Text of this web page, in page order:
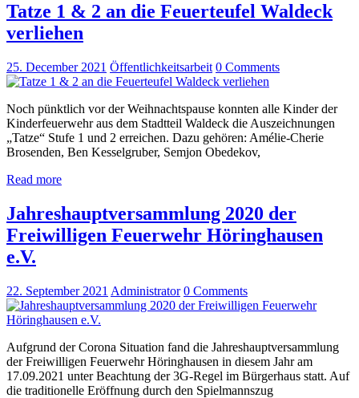
Tatze 1 & 2 an die Feuerteufel Waldeck
verliehen
25. December 2021 Öffentlichkeitsarbeit 0 Comments
Noch pünktlich vor der Weihnachtspause konnten alle Kinder der
Kinderfeuerwehr aus dem Stadtteil Waldeck die Auszeichnungen
„Tatze“ Stufe 1 und 2 erreichen. Dazu gehören: Amélie-Cherie
Brosenden, Ben Kesselgruber, Semjon Obedekov,
Read more
Jahreshauptversammlung 2020 der
Freiwilligen Feuerwehr Höringhausen
e.V.
22. September 2021 Administrator 0 Comments
Aufgrund der Corona Situation fand die Jahreshauptversammlung
der Freiwilligen Feuerwehr Höringhausen in diesem Jahr am
17.09.2021 unter Beachtung der 3G-Regel im Bürgerhaus statt. Auf
die traditionelle Eröffnung durch den Spielmannszug